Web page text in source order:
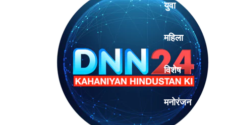
युवा
महिला
विशेष
मनोरंजन